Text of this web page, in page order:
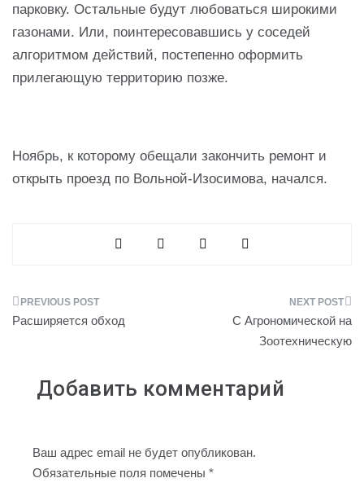
парковку. Остальные будут любоваться широкими
газонами. Или, поинтересовавшись у соседей
алгоритмом действий, постепенно оформить
прилегающую территорию позже.
Ноябрь, к которому обещали закончить ремонт и
открыть проезд по Вольной-Изосимова, начался.
Навигация
Расширяется обход
С Агрономической на
Зоотехническую
Добавить комментарий
Ваш адрес email не будет опубликован.
Обязательные поля помечены *